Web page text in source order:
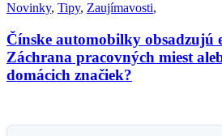
Novinky, Tipy, Zaujímavosti,
Čínske automobilky obsadzujú
Záchrana pracovných miest
domácich značiek?